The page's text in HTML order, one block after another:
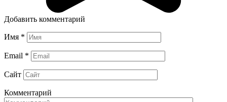
Добавить комментарий
Имя *
Email *
Сайт
Комментарий